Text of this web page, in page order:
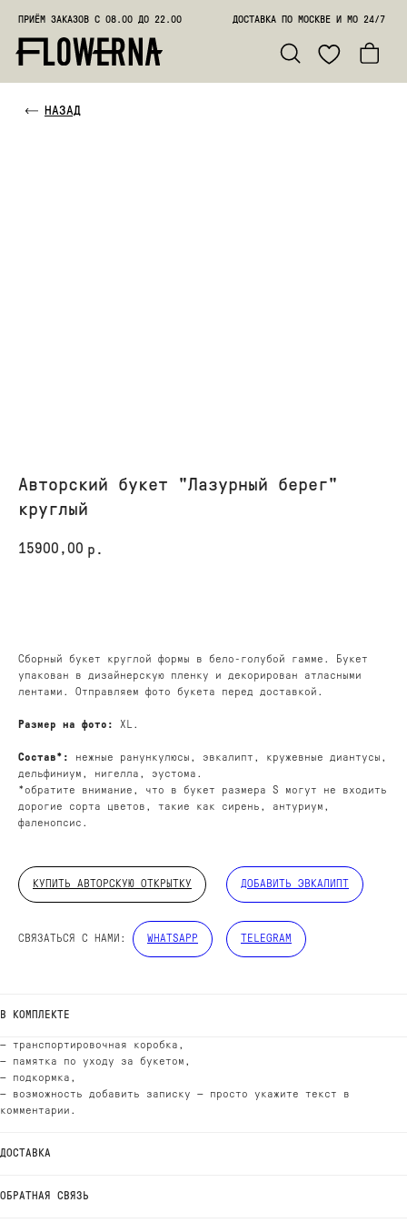
ПРИЁМ ЗАКАЗОВ С 08.00 ДО 22.00 ДОСТАВКА ПО МОСКВЕ И МО 24/7
Авторский букет "Лазурный берег"
круглый
15900,00 р.
Сборный букет круглой формы в бело-голубой гамме. Букет
упакован в дизайнерскую пленку и декорирован атласными
лентами. Отправляем фото букета перед доставкой.
Размер на фото: XL.
Состав*:
нежные ранункулюсы, эвкалипт, кружевные диантусы,
дельфиниум, нигелла, эустома.
*обратите внимание, что в букет размера S могут не входить
дорогие сорта цветов, такие как сирень, антуриум,
фаленопсис.
КУПИТЬ АВТОРСКУЮ ОТКРЫТКУ ДОБАВИТЬ ЭВКАЛИПТ
СВЯЗАТЬСЯ С НАМИ: WHATSAPP TELEGRAM
В КОМПЛЕКТЕ
— транспортировочная коробка,
— памятка по уходу за букетом,
— подкормка,
— возможность добавить записку — просто укажите текст в
комментарии.
ДОСТАВКА
ОБРАТНАЯ СВЯЗЬ
ДОБАВЬТЕ ПОДАРОК